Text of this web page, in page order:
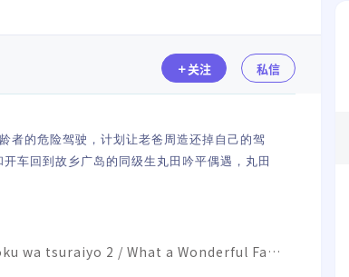
关注 私信
者的危险驾驶，计划让老爸周造还掉自己的驾
车回到故乡广岛的同级生丸田吟平偶遇，丸田
wa tsuraiyo 2 / What a Wonderful Fam